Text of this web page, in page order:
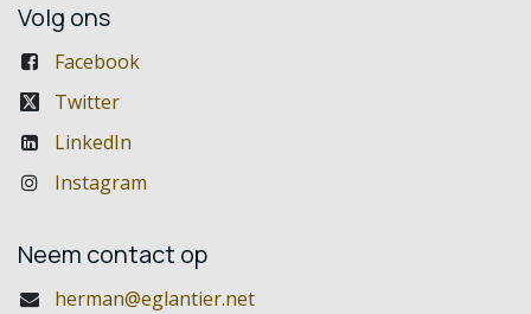
Volg ons
Facebook
Twitter
LinkedIn
Instagram
Neem contact op
herman@eglantier.net